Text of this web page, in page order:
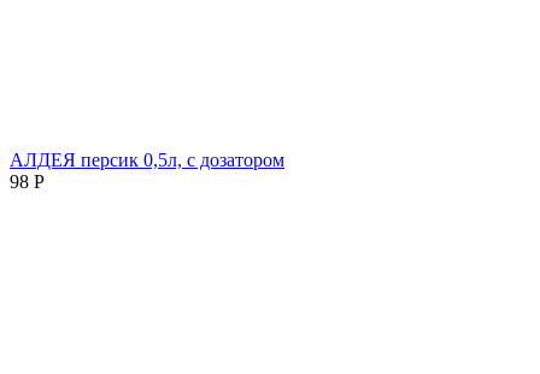
АЛДЕЯ персик 0,5л, с дозатором
98 Р